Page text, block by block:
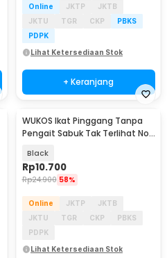
Online JKTP
JKTB
JKTU
TGR CKP
PBKS
PDPK
Lihat Ketersediaan Stok
+ Keranjang
Akan Datang
WUKOS Ikat Pinggang Tanpa
Pengait Sabuk Tak Terlihat No
Black
Rp10.700
Rp24.900 58%
Online JKTP
JKTB
JKTU
TGR CKP
PBKS
PDPK
Lihat Ketersediaan Stok